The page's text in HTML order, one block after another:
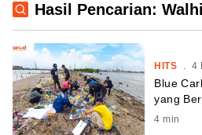
Hasil Pencarian:
HITS . 4
Blue
yang
4 min